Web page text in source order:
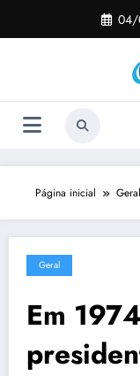
o
04/
Página inicial Geral
Geral
Em